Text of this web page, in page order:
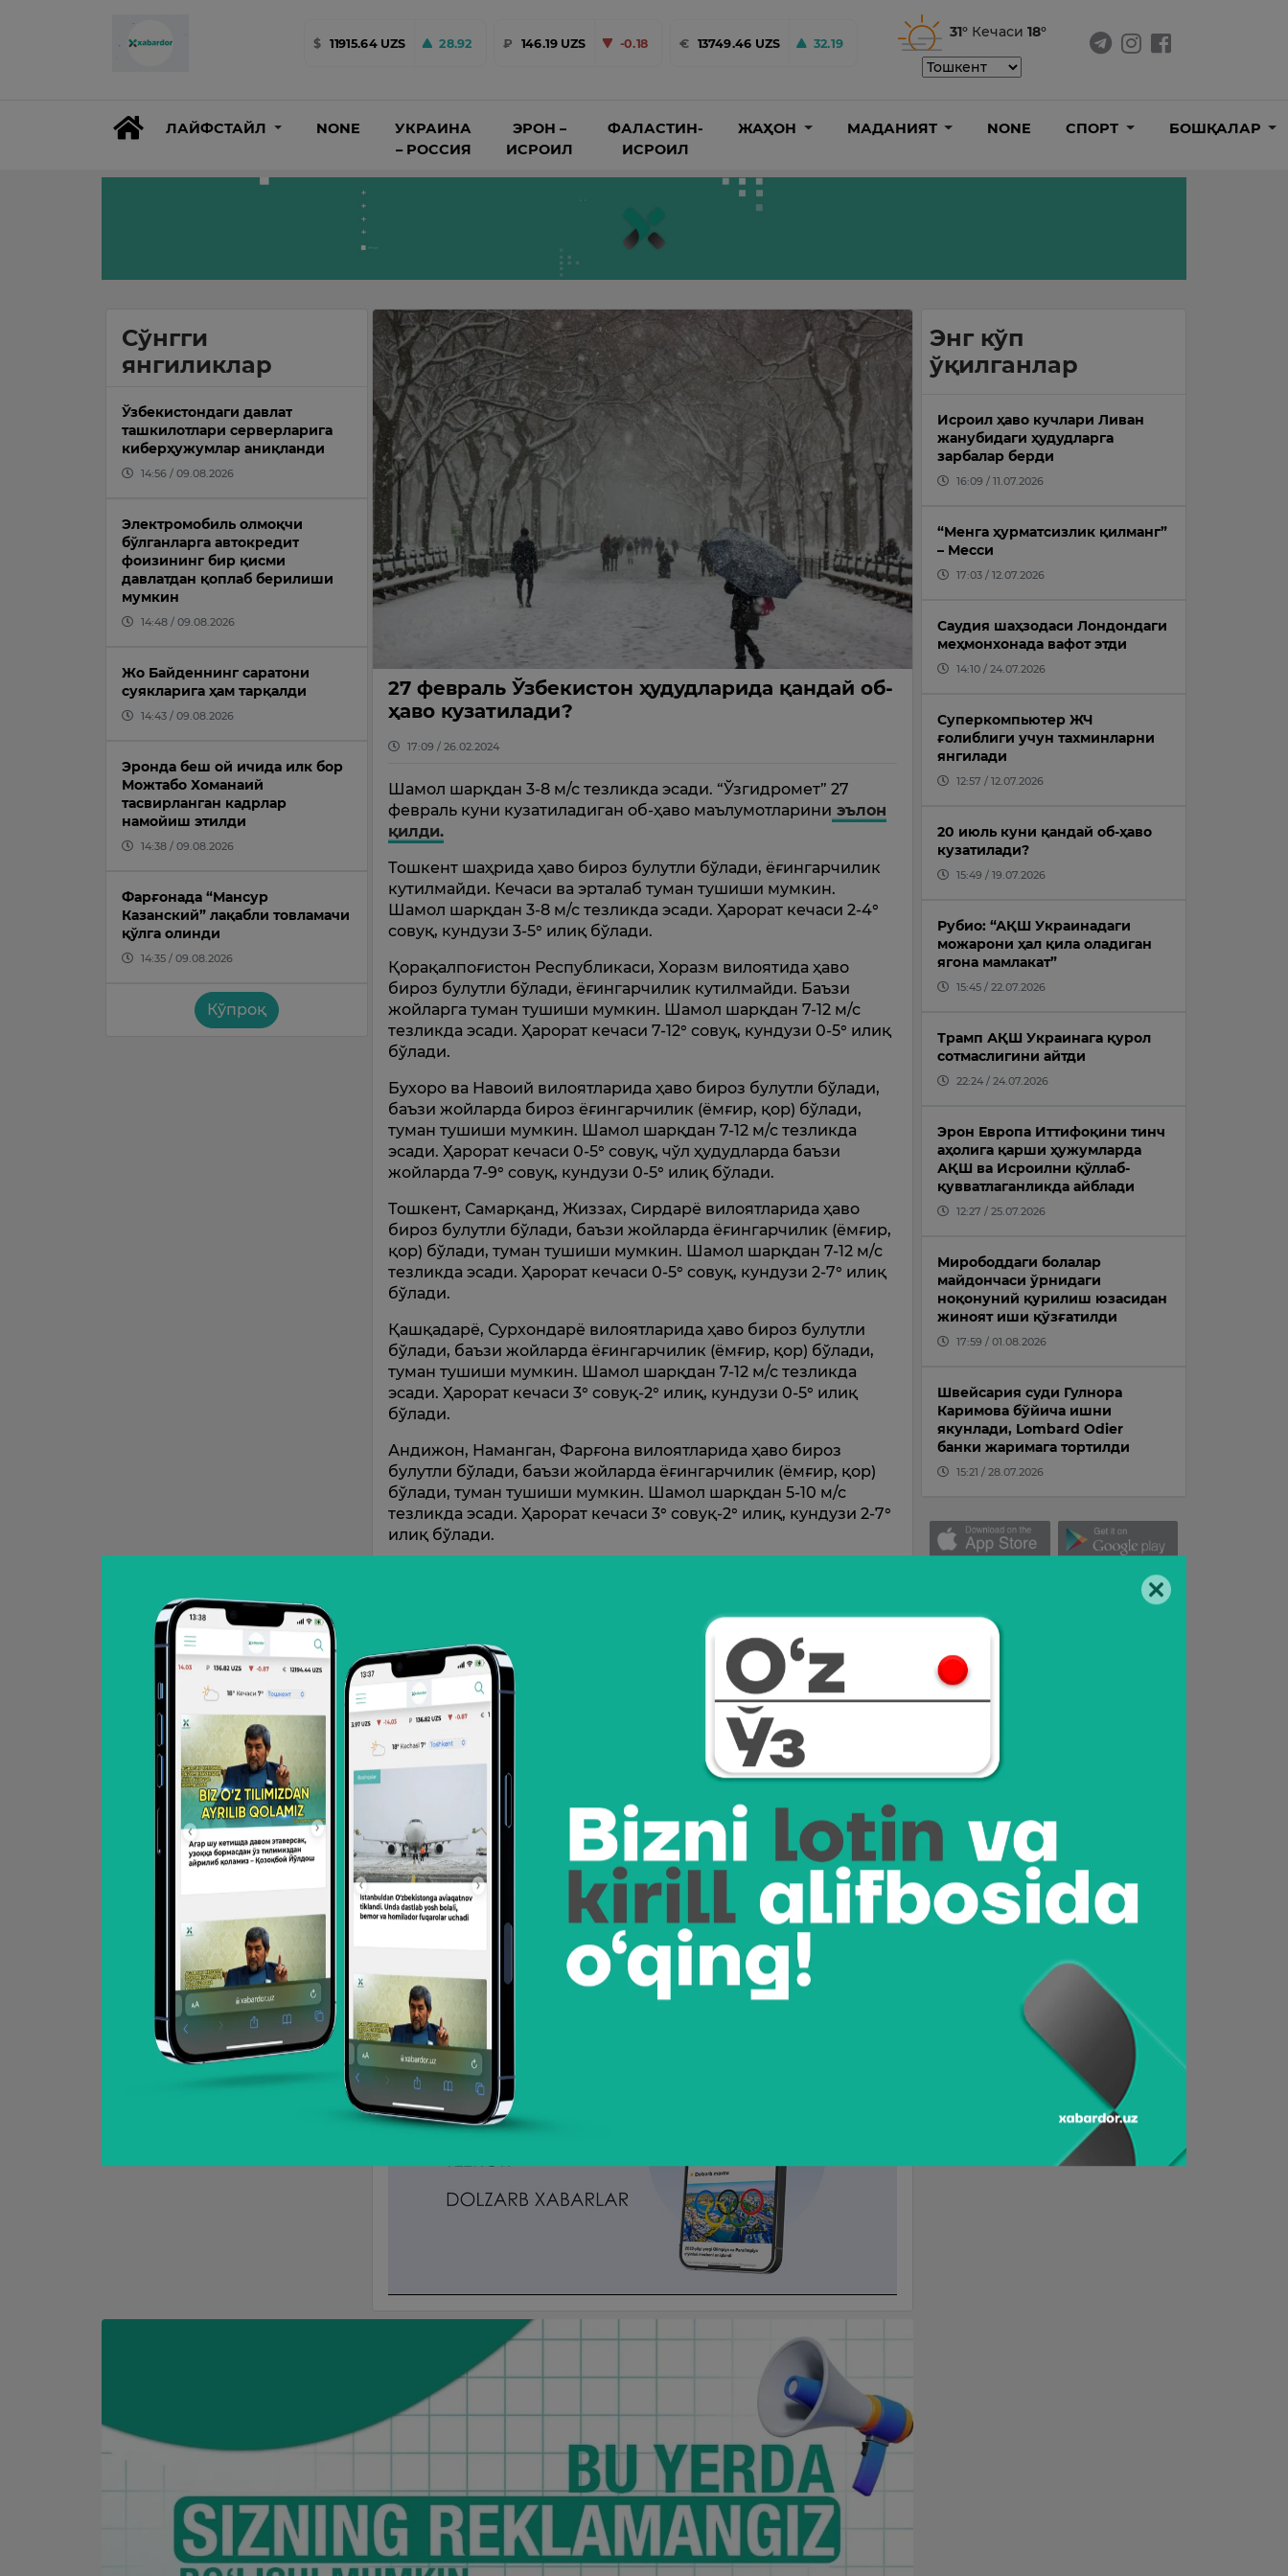
$ 11915.64 UZS 28.92 ₽ 146.19 UZS -0.18 € 13749.46 UZS 32.19
31° Кечаси 18°
ЛАЙФСТАЙЛ NONE
УКРАИНА
– РОССИЯ
ЭРОН –
ИСРОИЛ
ФАЛАСТИН-
ИСРОИЛ
ЖАҲОН МАДАНИЯТ NONE СПОРТ БОШҚАЛАР
Сўнгги
янгиликлар
Ўзбекистондаги давлат
ташкилотлари серверларига
киберҳужумлар аниқланди
14:56 / 09.08.2026
Электромобиль олмоқчи
бўлганларга автокредит
фоизининг бир қисми
давлатдан қоплаб берилиши
мумкин
14:48 / 09.08.2026
Жо Байденнинг саратони
суякларига ҳам тарқалди
14:43 / 09.08.2026
Эронда беш ой ичида илк бор
Можтабо Хоманаий
тасвирланган кадрлар
намойиш этилди
14:38 / 09.08.2026
Фарғонада “Мансур
Казанский” лақабли товламачи
қўлга олинди
14:35 / 09.08.2026
Кўпроқ
27 февраль Ўзбекистон ҳудудларида қандай об-
ҳаво кузатилади?
17:09 / 26.02.2024
Шамол шарқдан 3-8 м/с тезликда эсади. “Ўзгидромет” 27
февраль куни кузатиладиган об-ҳаво маълумотларини эълон
қилди.
Тошкент шаҳрида ҳаво бироз булутли бўлади, ёғингарчилик
кутилмайди. Кечаси ва эрталаб туман тушиши мумкин.
Шамол шарқдан 3-8 м/с тезликда эсади. Ҳарорат кечаси 2-4°
совуқ, кундузи 3-5° илиқ бўлади.
Қорақалпоғистон Республикаси, Хоразм вилоятида ҳаво
бироз булутли бўлади, ёғингарчилик кутилмайди. Баъзи
жойларга туман тушиши мумкин. Шамол шарқдан 7-12 м/с
тезликда эсади. Ҳарорат кечаси 7-12° совуқ, кундузи 0-5° илиқ
бўлади.
Бухоро ва Навоий вилоятларида ҳаво бироз булутли бўлади,
баъзи жойларда бироз ёғингарчилик (ёмғир, қор) бўлади,
туман тушиши мумкин. Шамол шарқдан 7-12 м/с тезликда
эсади. Ҳарорат кечаси 0-5° совуқ, чўл ҳудудларда баъзи
жойларда 7-9° совуқ, кундузи 0-5° илиқ бўлади.
Тошкент, Самарқанд, Жиззах, Сирдарё вилоятларида ҳаво
бироз булутли бўлади, баъзи жойларда ёғингарчилик (ёмғир,
қор) бўлади, туман тушиши мумкин. Шамол шарқдан 7-12 м/с
тезликда эсади. Ҳарорат кечаси 0-5° совуқ, кундузи 2-7° илиқ
бўлади.
Қашқадарё, Сурхондарё вилоятларида ҳаво бироз булутли
бўлади, баъзи жойларда ёғингарчилик (ёмғир, қор) бўлади,
туман тушиши мумкин. Шамол шарқдан 7-12 м/с тезликда
эсади. Ҳарорат кечаси 3° совуқ-2° илиқ, кундузи 0-5° илиқ
бўлади.
Андижон, Наманган, Фарғона вилоятларида ҳаво бироз
булутли бўлади, баъзи жойларда ёғингарчилик (ёмғир, қор)
бўлади, туман тушиши мумкин. Шамол шарқдан 5-10 м/с
тезликда эсади. Ҳарорат кечаси 3° совуқ-2° илиқ, кундузи 2-7°
илиқ бўлади.
кўчиши хавфи бор. Шамол шарқдан 7-12 м/с тезликда эсади.
Ҳарорат кечаси 5-10° совуқ, кундузи 0-5° совуқ бўлади.
Об_ҳаво Тошкент
Энг кўп
ўқилганлар
Исроил ҳаво кучлари Ливан
жанубидаги ҳудудларга
зарбалар берди
16:09 / 11.07.2026
“Менга ҳурматсизлик қилманг”
– Месси
17:03 / 12.07.2026
Саудия шаҳзодаси Лондондаги
меҳмонхонада вафот этди
14:10 / 24.07.2026
Суперкомпьютер ЖЧ
ғолиблиги учун тахминларни
янгилади
12:57 / 12.07.2026
20 июль куни қандай об-ҳаво
кузатилади?
15:49 / 19.07.2026
Рубио: “АҚШ Украинадаги
можарони ҳал қила оладиган
ягона мамлакат”
15:45 / 22.07.2026
Трамп АҚШ Украинага қурол
сотмаслигини айтди
22:24 / 24.07.2026
Эрон Европа Иттифоқини тинч
аҳолига қарши ҳужумларда
АҚШ ва Исроилни қўллаб-
қувватлаганликда айблади
12:27 / 25.07.2026
Мирободдаги болалар
майдончаси ўрнидаги
ноқонуний қурилиш юзасидан
жиноят иши қўзғатилди
17:59 / 01.08.2026
Швейсария суди Гулнора
Каримова бўйича ишни
якунлади, Lombard Odier
банки жаримага тортилди
15:21 / 28.07.2026